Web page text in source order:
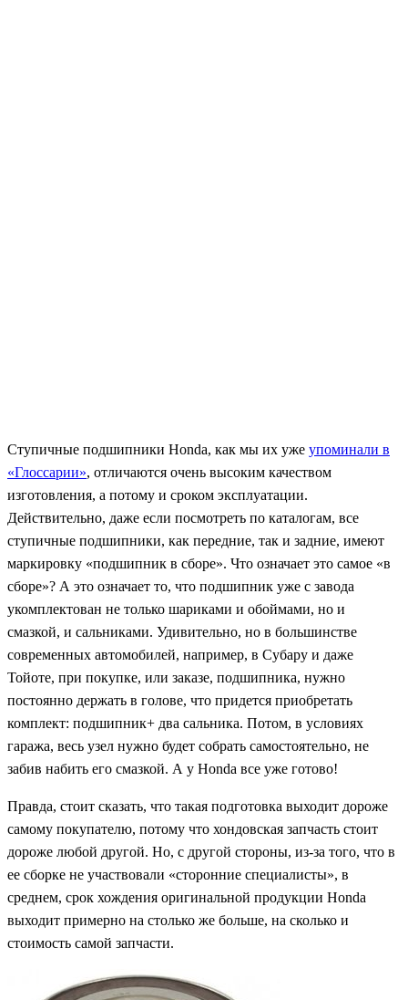
Ступичные подшипники Honda, как мы их уже упоминали в
«Глоссарии», отличаются очень высоким качеством
изготовления, а потому и сроком эксплуатации.
Действительно, даже если посмотреть по каталогам, все
ступичные подшипники, как передние, так и задние, имеют
маркировку «подшипник в сборе». Что означает это самое «в
сборе»? А это означает то, что подшипник уже с завода
укомплектован не только шариками и обоймами, но и
смазкой, и сальниками. Удивительно, но в большинстве
современных автомобилей, например, в Субару и даже
Тойоте, при покупке, или заказе, подшипника, нужно
постоянно держать в голове, что придется приобретать
комплект: подшипник+ два сальника. Потом, в условиях
гаража, весь узел нужно будет собрать самостоятельно, не
забив набить его смазкой. А у Honda все уже готово!
Правда, стоит сказать, что такая подготовка выходит дороже
самому покупателю, потому что хондовская запчасть стоит
дороже любой другой. Но, с другой стороны, из-за того, что в
ее сборке не участвовали «сторонние специалисты», в
среднем, срок хождения оригинальной продукции Honda
выходит примерно на столько же больше, на сколько и
стоимость самой запчасти.